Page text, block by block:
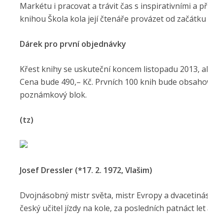
Markétu i pracovat a trávit čas s inspirativními a
knihou Škola kola její čtenáře provázet od začátku
Dárek pro první objednávky
Křest knihy se uskuteční koncem listopadu 2013,
Cena bude 490,– Kč. Prvních 100 knih bude
poznámkový blok.
(tz)
Josef Dressler (*17. 2. 1972, Vlašim)
Dvojnásobný mistr světa, mistr Evropy a
český učitel jízdy na kole, za posledních patnáct